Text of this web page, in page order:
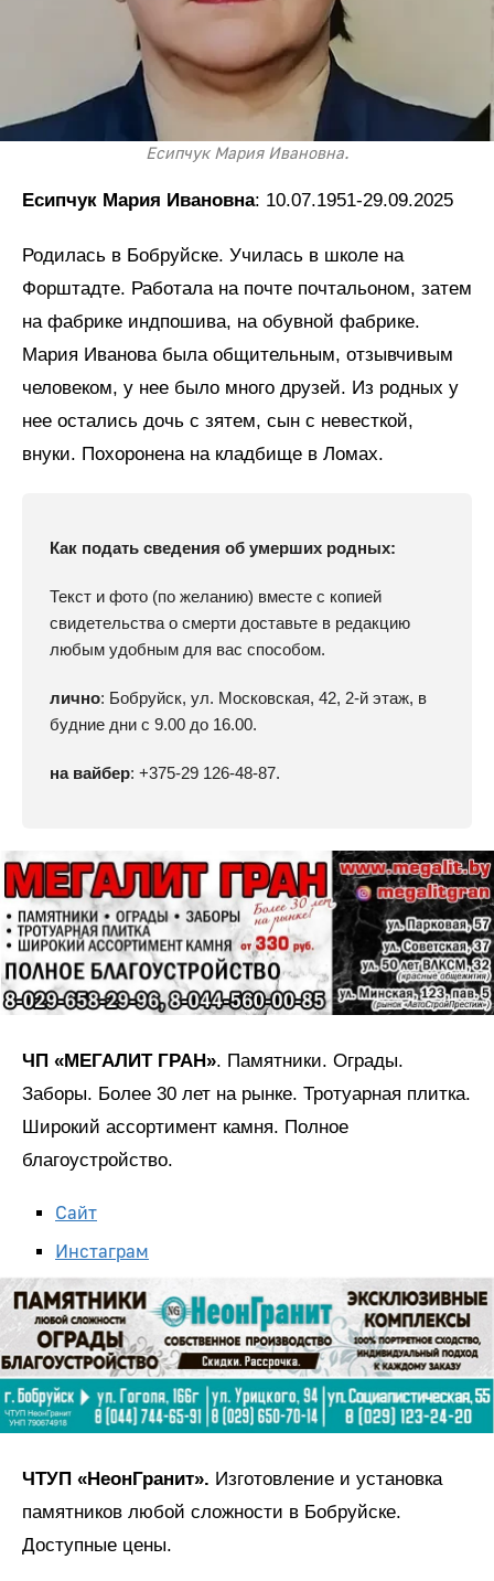
Есипчук Мария Ивановна.
Есипчук Мария Ивановна: 10.07.1951-29.09.2025
Родилась в Бобруйске. Училась в школе на
Форштадте. Работала на почте почтальоном, затем
на фабрике индпошива, на обувной фабрике.
Мария Иванова была общительным, отзывчивым
человеком, у нее было много друзей. Из родных у
нее остались дочь с зятем, сын с невесткой,
внуки. Похоронена на кладбище в Ломах.
Как подать сведения об умерших родных:
Текст и фото (по желанию) вместе с копией
свидетельства о смерти доставьте в редакцию
любым удобным для вас способом.
лично: Бобруйск, ул. Московская, 42, 2-й этаж, в
будние дни с 9.00 до 16.00.
на вайбер: +375-29 126-48-87.
ЧП «МЕГАЛИТ ГРАН». Памятники. Ограды.
Заборы. Более 30 лет на рынке. Тротуарная плитка.
Широкий ассортимент камня. Полное
благоустройство.
Сайт
Инстаграм
ЧТУП «НеонГранит». Изготовление и установка
памятников любой сложности в Бобруйске.
Доступные цены.